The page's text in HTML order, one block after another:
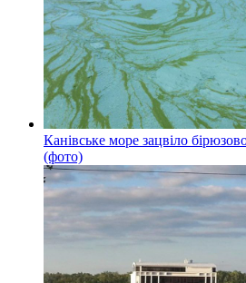
Канівське море зацвіло
(фото)